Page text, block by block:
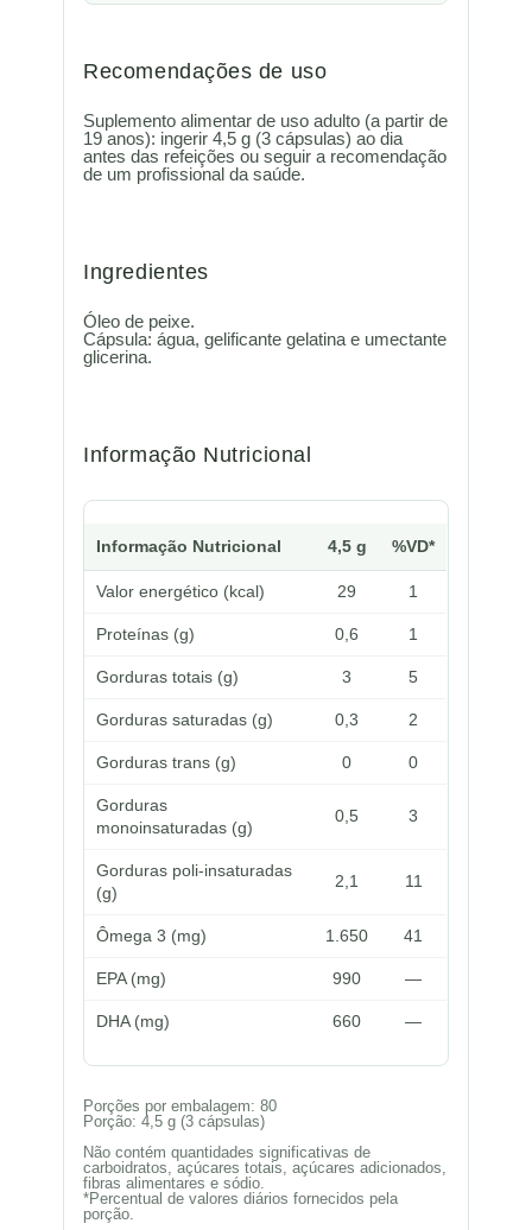
Recomendações de uso
Suplemento alimentar de uso adulto (a partir de
19 anos): ingerir 4,5 g (3 cápsulas) ao dia
antes das refeições ou seguir a recomendação
de um profissional da saúde.
Ingredientes
Óleo de peixe.
Cápsula: água, gelificante gelatina e umectante
glicerina.
Informação Nutricional
Informação Nutricional 4,5 g %VD*
Valor energético (kcal) 29 1
Proteínas (g) 0,6 1
Gorduras totais (g) 3 5
Gorduras saturadas (g) 0,3 2
Gorduras trans (g) 0 0
Gorduras
monoinsaturadas (g)
0,5 3
Gorduras poli-insaturadas
(g)
2,1 11
Ômega 3 (mg) 1.650 41
EPA (mg) 990 —
DHA (mg) 660 —
Porções por embalagem: 80
Porção: 4,5 g (3 cápsulas)
Não contém quantidades significativas de
carboidratos, açúcares totais, açúcares adicionados,
fibras alimentares e sódio.
*Percentual de valores diários fornecidos pela
porção.